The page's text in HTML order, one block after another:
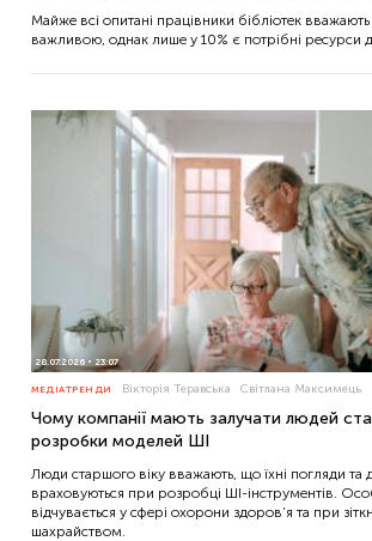
Майже всі опитані працівники бібліотек вважають
важливою, однак лише у 10% є потрібні ресурси
28.07.2026 23:07
МЕДІАТРЕНДИ Вікторія Теравська Світлана Максимець
Чому компанії мають залучати людей
розробки моделей ШІ
Люди старшого віку вважають, що їхні погляди та
враховуються при розробці ШІ-інструментів.
відчувається у сфері охорони здоров’я та при
шахрайством.